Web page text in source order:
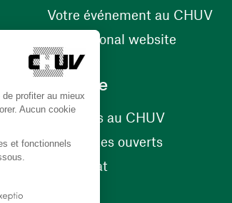
Votre événement au CHUV
International website
Carrière
Carrières au CHUV(ouvre une
Nos postes ouverts(ouvre une
Bénévolat